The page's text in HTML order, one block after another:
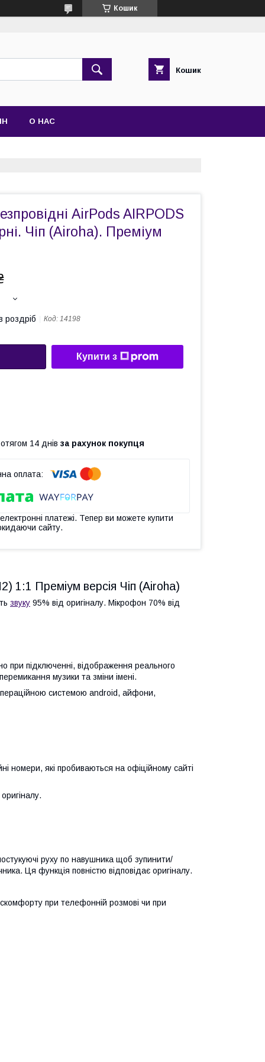
Кошик
Кошик
О НАС
AirPods AIRPODS
Чіп (Airoha). Преміум
роздріб Код: 14198
Купити з
14 днів за рахунок покупця
платежі. Тепер ви можете купити
сайту.
1:1 Преміум версія Чіп (Airoha)
звуку 95% від оригіналу. Мікрофон 70% від
при підключенні, відображення реального
музики та зміни імені.
системою android, айфони,
номери, які пробиваються на офіційному сайті
руху по навушника щоб зупинити/
Ця функція повністю відповідає оригіналу.
при телефонній розмові чи при